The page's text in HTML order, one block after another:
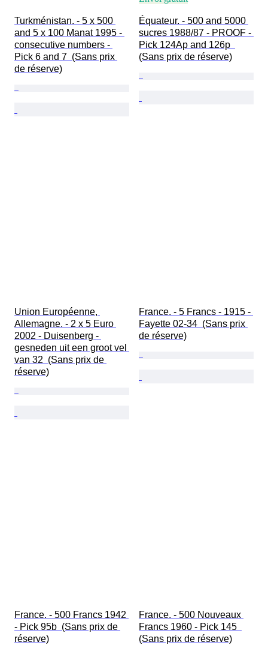
Turkménistan. - 5 x 500
and 5 x 100 Manat 1995 -
consecutive numbers -
Pick 6 and 7  (Sans prix
de réserve)
Équateur. - 500 and 5000
sucres 1988/87 - PROOF -
Pick 124Ap and 126p
(Sans prix de réserve)
Union Européenne,
Allemagne. - 2 x 5 Euro
2002 - Duisenberg -
gesneden uit een groot vel
van 32  (Sans prix de
réserve)
France. - 5 Francs - 1915 -
Fayette 02-34  (Sans prix
de réserve)
France. - 500 Francs 1942
- Pick 95b  (Sans prix de
réserve)
France. - 500 Nouveaux
Francs 1960 - Pick 145
(Sans prix de réserve)